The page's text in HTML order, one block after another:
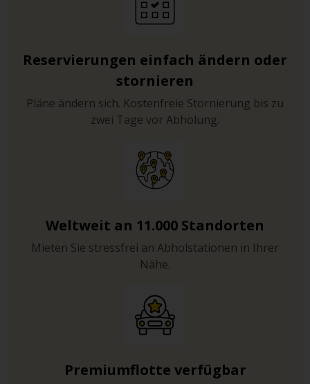
Reservierungen einfach ändern oder
stornieren
Pläne ändern sich. Kostenfreie Stornierung bis zu
zwei Tage vor Abholung.
Weltweit an 11.000 Standorten
Mieten Sie stressfrei an Abholstationen in Ihrer
Nähe.
Premiumflotte verfügbar